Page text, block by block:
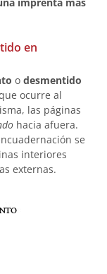
en
o desmentido
ocurre al
las páginas
hacia afuera.
se
interiores
externas.